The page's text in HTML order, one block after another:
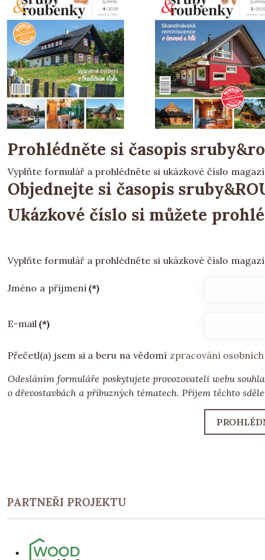
Prohlédněte si časopis
Vyplňte formulář a prohlédněte si ukázkové číslo
Objednejte si časopis
Ukázkové číslo si můžete
Vyplňte formulář a prohlédněte si ukázkové číslo
Jméno a příjmení (*)
E-mail (*)
Přečetl(a) jsem si a beru na vědomí zpracování
Odesláním formuláře poskytujete provozovateli webu
o dřevostavbách a příbuzných tématech. Příjem těchto
PARTNEŘI PROJEKTU